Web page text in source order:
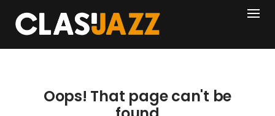
content
404
Oops! That page can't be